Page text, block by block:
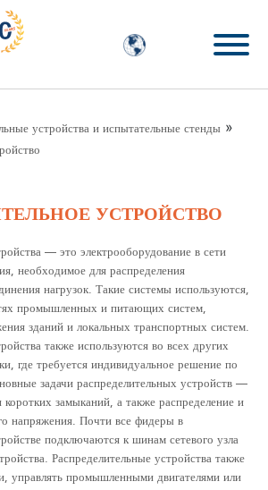
устройства и испытательные стенды »
УСТРОЙСТВО
— это электрооборудование в сети
необходимое для распределения
нагрузок. Такие системы используются,
промышленных и питающих систем,
зданий и локальных транспортных систем.
также используются во всех других
где требуется индивидуальное решение по
задачи распределительных устройств —
коротких замыканий, а также распределение и
напряжения. Почти все фидеры в
подключаются к шинам сетевого узла
Распределительные устройства также
управлять промышленными двигателями или